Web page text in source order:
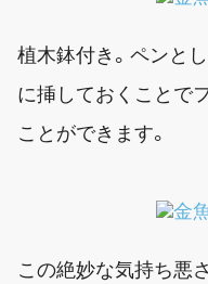
植木鉢付き。ペンと
に挿しておくことで
ことができます。
この絶妙な気持ち悪